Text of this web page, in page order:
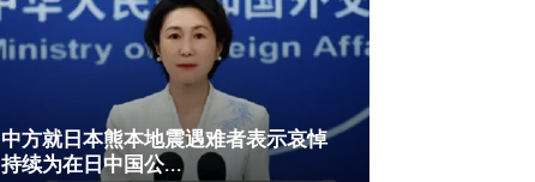
中方就日本熊本地震遇难者表示哀悼
持续为在日中国公...